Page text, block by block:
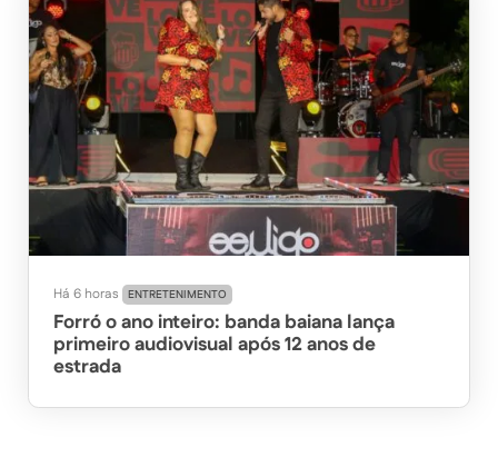
Há 6 horas ENTRETENIMENTO
Forró o ano inteiro: banda baiana lança
primeiro audiovisual após 12 anos de
estrada